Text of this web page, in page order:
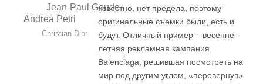
Jean-Paul Goude
Andrea Petri
Christian Dior
известно, нет предела, поэтому
оригинальные съемки были, есть и
будут. Отличный пример – весенне-
летняя рекламная кампания
Balenciaga, решившая посмотреть на
мир под другим углом, «перевернув»